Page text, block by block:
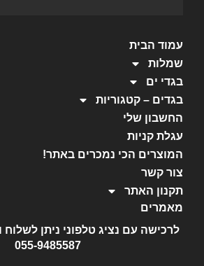
עמוד הבית
שמלות
בגדי ים
בגדים – קטגוריות
החשבון שלי
עגלת קניות
המוצרים הכי נמכרים באתר!
צור קשר
תקנון האתר
מאמרים
לרכישה עם נציג טלפוני ניתן
055-9485587